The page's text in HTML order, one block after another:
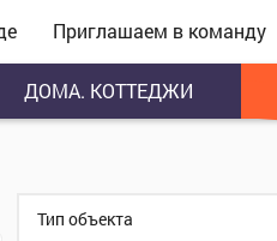
Приглашаем в команду
ДОМА. КОТТЕДЖИ
Тип объекта